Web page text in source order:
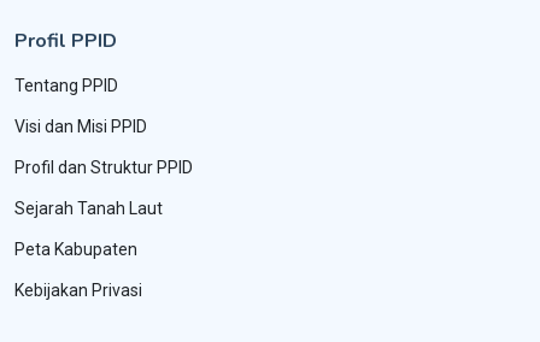
Profil PPID
Tentang PPID
Visi dan Misi PPID
Profil dan Struktur PPID
Sejarah Tanah Laut
Peta Kabupaten
Kebijakan Privasi